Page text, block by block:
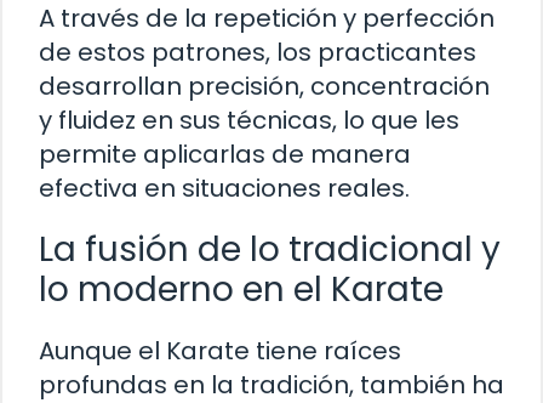
A través de la repetición y perfección
de estos patrones, los practicantes
desarrollan precisión, concentración
y fluidez en sus técnicas, lo que les
permite aplicarlas de manera
efectiva en situaciones reales.
La fusión de lo tradicional y
lo moderno en el Karate
Aunque el Karate tiene raíces
profundas en la tradición, también ha